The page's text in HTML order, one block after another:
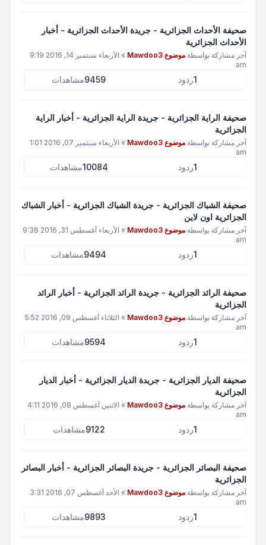
صحيفة الأحداث الجزائرية - جريدة الأحداث الجزائرية - أخبار
الأحداث الجزائرية
آخر مشاركة بواسطة موضوع Mawdoo3 »
الأربعاء سبتمبر 14, 2016 9:19
am
1ردود 9459مشاهدات
صحيفة الراية الجزائرية - جريدة الراية الجزائرية - أخبار الراية
الجزائرية
آخر مشاركة بواسطة موضوع Mawdoo3 »
الأربعاء سبتمبر 07, 2016 1:01
am
1ردود 10084مشاهدات
صحيفة الشباك الجزائرية - جريدة الشباك الجزائرية - أخبار الشباك
الجزائرية اون لاين
آخر مشاركة بواسطة موضوع Mawdoo3 »
الأربعاء أغسطس 31, 2016 9:38
am
1ردود 9494مشاهدات
صحيفة الرائد الجزائرية - جريدة الرائد الجزائرية - أخبار الرائد
الجزائرية
آخر مشاركة بواسطة موضوع Mawdoo3 »
الثلاثاء أغسطس 09, 2016 5:52
am
1ردود 9594مشاهدات
صحيفة الديار الجزائرية - جريدة الديار الجزائرية - أخبار الديار
الجزائرية
آخر مشاركة بواسطة موضوع Mawdoo3 »
الاثنين أغسطس 08, 2016 4:11
am
1ردود 9122مشاهدات
صحيفة البصائر الجزائرية - جريدة البصائر الجزائرية - أخبار البصائر
الجزائرية
آخر مشاركة بواسطة موضوع Mawdoo3 »
الأحد أغسطس 07, 2016 3:31
am
1ردود 9893مشاهدات